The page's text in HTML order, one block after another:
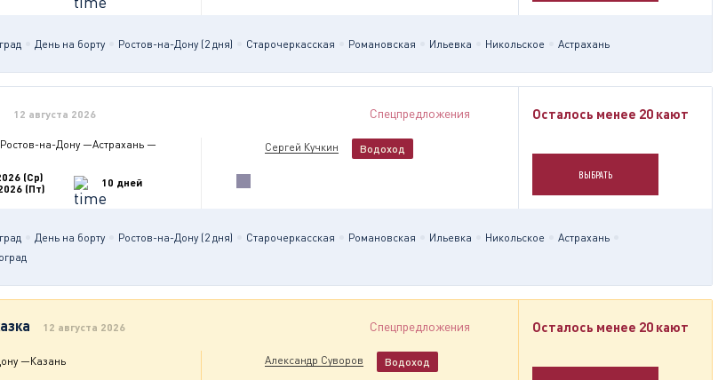
День на борту Ростов-на-Дону (2 дня) Старочеркасская Романовская Ильевка Никольское Астрахань
12 августа 2026 Спецпредложения
Ростов-на-Дону —Астрахань —
(Ср)
(Пт)
10 дней
Сергей Кучкин Водоход
Осталось менее 20 кают
ВЫБРАТЬ
День на борту Ростов-на-Дону (2 дня) Старочеркасская Романовская Ильевка Никольское
Астрахань
12 августа 2026 Спецпредложения
—Казань Александр Суворов Водоход
Осталось менее 20 кают